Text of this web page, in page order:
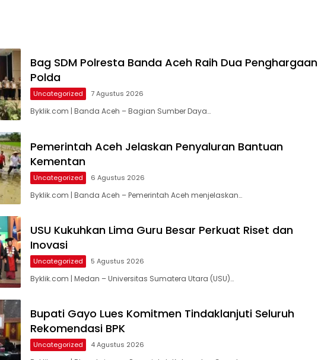
Bag SDM Polresta Banda Aceh Raih Dua Penghargaan
Polda
Uncategorized 7 Agustus 2026
Byklik.com | Banda Aceh – Bagian Sumber Daya…
Pemerintah Aceh Jelaskan Penyaluran Bantuan
Kementan
Uncategorized 6 Agustus 2026
Byklik.com | Banda Aceh – Pemerintah Aceh menjelaskan…
USU Kukuhkan Lima Guru Besar Perkuat Riset dan
Inovasi
Uncategorized 5 Agustus 2026
Byklik.com | Medan – Universitas Sumatera Utara (USU)…
Bupati Gayo Lues Komitmen Tindaklanjuti Seluruh
Rekomendasi BPK
Uncategorized 4 Agustus 2026